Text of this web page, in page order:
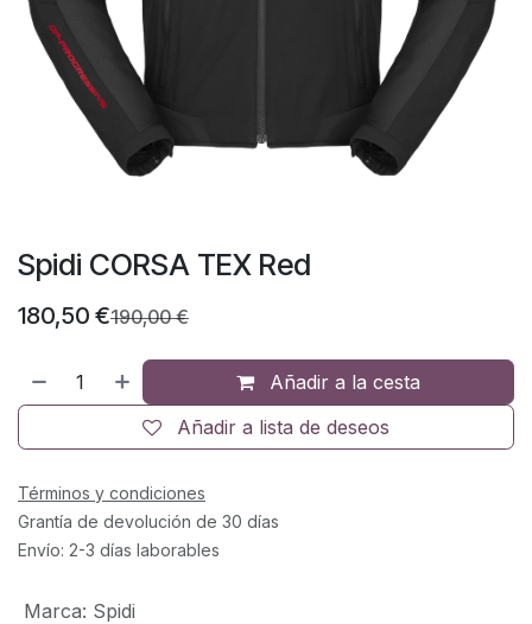
Spidi CORSA TEX Red
180,50 €190,00€
Añadir a la cesta
Añadir a lista de deseos
Términos y condiciones
Grantía de devolución de 30 días
Envío: 2-3 días laborables
Marca: Spidi